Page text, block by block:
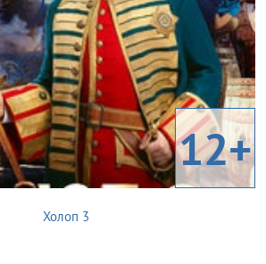
12+
Холоп 3